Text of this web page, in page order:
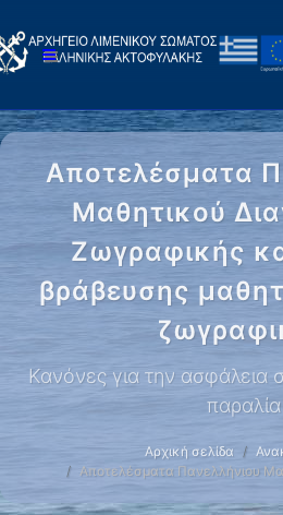
Αποτελέσματα
Μαθητικού
Ζωγραφικής
βράβευσης
Κανόνες για την ασφάλεια
παραλία
Αρχική σελίδα
Αποτελέσματα Πανελλήνιου